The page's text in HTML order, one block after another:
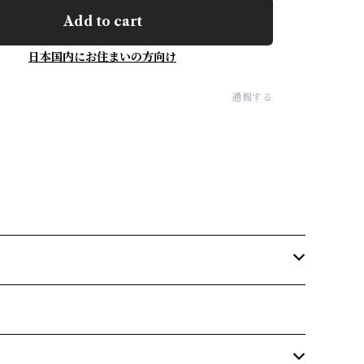
Add to cart
日本国内にお住まいの方向け
通報する